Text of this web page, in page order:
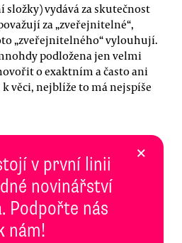
složky) vydává za skutečnost
za „zveřejnitelné“,
„zveřejnitelného“ vylouhují.
podložena jen velmi
o exaktním a často ani
věci, nejblíže to má nejspíše
v první linii
novinářství
Podpořte nás
nám!
×